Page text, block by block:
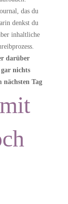
das du
denkst du
inhaltliche
darüber
nichts
nächsten Tag